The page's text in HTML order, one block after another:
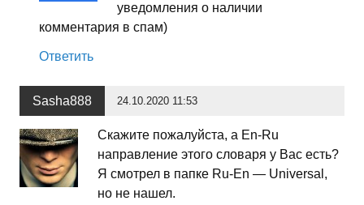
уведомления о наличии
комментария в спам)
Ответить
Sasha888 24.10.2020 11:53
Скажите пожалуйста, а En-Ru
направление этого словаря у Вас есть?
Я смотрел в папке Ru-En — Universal,
но не нашел.